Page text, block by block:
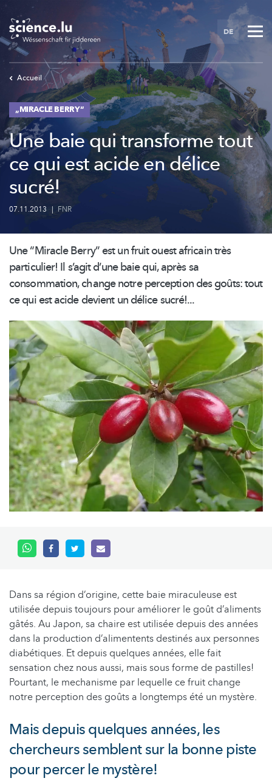
Skip
main
content
DE
Accueil
„MIRACLE BERRY“
Une baie qui transforme tout
ce qui est acide en délice
sucré!
07.11.2013 | FNR
Une “Miracle Berry” est un fruit ouest africain très
particulier! Il s’agit d’une baie qui, après sa
consommation, change notre perception des goûts: tout
ce qui est acide devient un délice sucré!...
Dans sa région d’origine, cette baie miraculeuse est
utilisée depuis toujours pour améliorer le goût d’aliments
gâtés. Au Japon, sa chaire est utilisée depuis des années
dans la production d’alimentents destinés aux personnes
diabétiques. Et depuis quelques années, elle fait
sensation chez nous aussi, mais sous forme de pastilles!
Pourtant, le mechanisme par lequelle ce fruit change
notre perception des goûts a longtemps été un mystère.
Mais depuis quelques années, les
chercheurs semblent sur la bonne piste
pour percer le mystère!